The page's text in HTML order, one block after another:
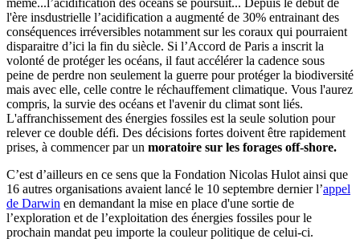
même...l’acidification des océans se poursuit... Depuis le début de
l'ère insdustrielle l’acidification a augmenté de 30% entrainant des
conséquences irréversibles notamment sur les coraux qui pourraient
disparaitre d’ici la fin du siècle. Si l’Accord de Paris a inscrit la
volonté de protéger les océans, il faut accélérer la cadence sous
peine de perdre non seulement la guerre pour protéger la biodiversité
mais avec elle, celle contre le réchauffement climatique. Vous l'aurez
compris, la survie des océans et l'avenir du climat sont liés.
L'affranchissement des énergies fossiles est la seule solution pour
relever ce double défi. Des décisions fortes doivent être rapidement
prises, à commencer par un moratoire sur les forages off-shore.
C’est d’ailleurs en ce sens que la Fondation Nicolas Hulot ainsi que
16 autres organisations avaient lancé le 10 septembre dernier l’appel
de Darwin en demandant la mise en place d'une sortie de
l’exploration et de l’exploitation des énergies fossiles pour le
prochain mandat peu importe la couleur politique de celui-ci.